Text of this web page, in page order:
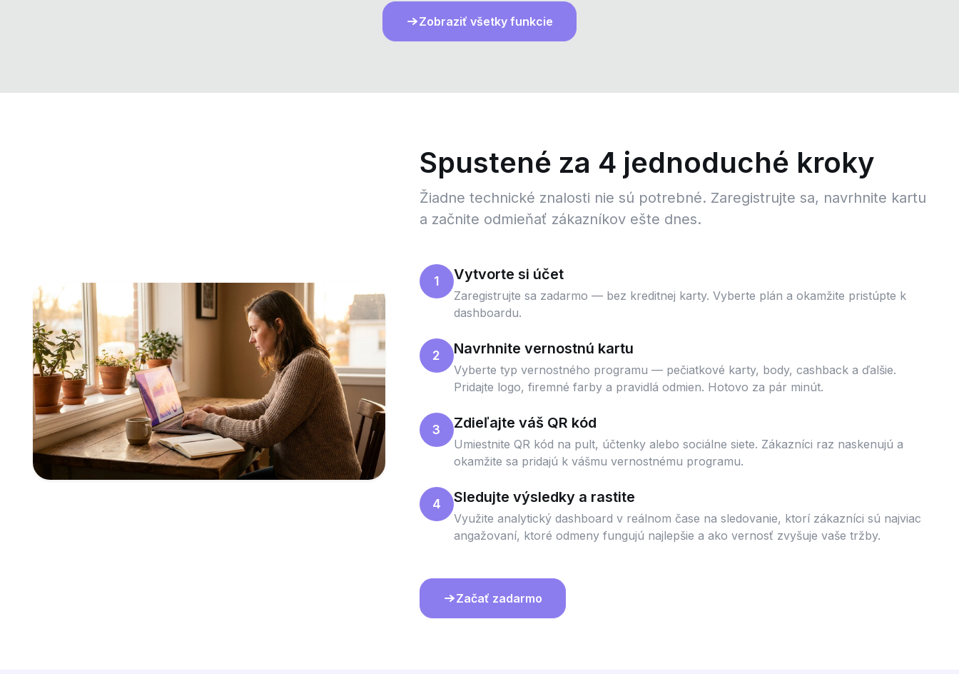
Zobraziť všetky funkcie
Spustené za 4 jednoduché kroky
Žiadne technické znalosti nie sú potrebné. Zaregistrujte sa, navrhnite kartu
a začnite odmieňať zákazníkov ešte dnes.
1 Vytvorte si účet
Zaregistrujte sa zadarmo — bez kreditnej karty. Vyberte plán a okamžite pristúpte k
dashboardu.
2 Navrhnite vernostnú kartu
Vyberte typ vernostného programu — pečiatkové karty, body, cashback a ďalšie.
Pridajte logo, firemné farby a pravidlá odmien. Hotovo za pár minút.
3 Zdieľajte váš QR kód
Umiestnite QR kód na pult, účtenky alebo sociálne siete. Zákazníci raz naskenujú a
okamžite sa pridajú k vášmu vernostnému programu.
4 Sledujte výsledky a rastite
Využite analytický dashboard v reálnom čase na sledovanie, ktorí zákazníci sú najviac
angažovaní, ktoré odmeny fungujú najlepšie a ako vernosť zvyšuje vaše tržby.
Začať zadarmo